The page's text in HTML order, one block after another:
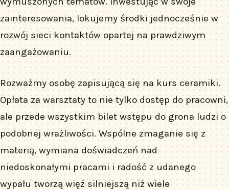
zainteresowania, lokujemy środki jednocześnie w
rozwój sieci kontaktów opartej na prawdziwym
zaangażowaniu.
Rozważmy osobę zapisującą się na kurs ceramiki.
Opłata za warsztaty to nie tylko dostęp do pracowni,
ale przede wszystkim bilet wstępu do grona ludzi o
podobnej wrażliwości. Wspólne zmaganie się z
materią, wymiana doświadczeń nad
niedoskonałymi pracami i radość z udanego
wypału tworzą więź silniejszą niż wiele